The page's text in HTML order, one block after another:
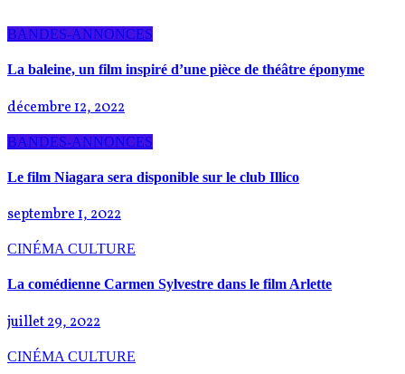
BANDES-ANNONCES
La baleine, un film inspiré d’une pièce de théâtre éponyme
décembre 12, 2022
BANDES-ANNONCES
Le film Niagara sera disponible sur le club Illico
septembre 1, 2022
CINÉMA CULTURE
La comédienne Carmen Sylvestre dans le film Arlette
juillet 29, 2022
CINÉMA CULTURE